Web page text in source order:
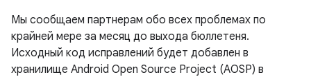
Мы сообщаем партнерам обо всех проблемах по
крайней мере за месяц до выхода бюллетеня.
Исходный код исправлений будет добавлен в
хранилище Android Open Source Project (AOSP) в